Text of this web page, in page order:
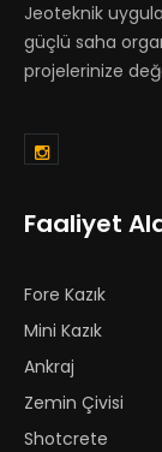
Jeoteknik
güçlü saha
projelerinize
Faaliyet
Fore Kazık
Mini Kazık
Ankraj
Zemin Çivisi
Shotcrete